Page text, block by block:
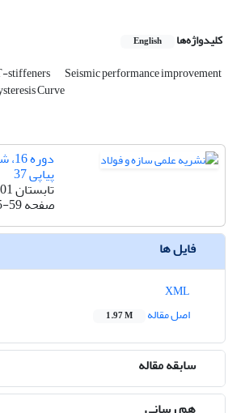
کلیدواژه‌ها English
stiffeners Seismic performance improvement
Curve
پیاپی 37
تابستان 1401
صفحه59
فایل ها
اصل مقاله
1.97 M
سابقه مقاله